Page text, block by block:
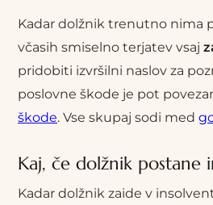
Kadar dolžnik trenutno nima
včasih smiselno terjatev vsaj
pridobiti izvršilni naslov za
poslovne škode je pot
škode. Vse skupaj sodi med
Kaj, če dolžnik postane
Kadar dolžnik zaide v